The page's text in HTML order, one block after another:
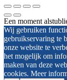
Een moment
Wij gebruiken
gebruikservaring te
onze website te
het mogelijk om
maken van deze
cookies. Meer